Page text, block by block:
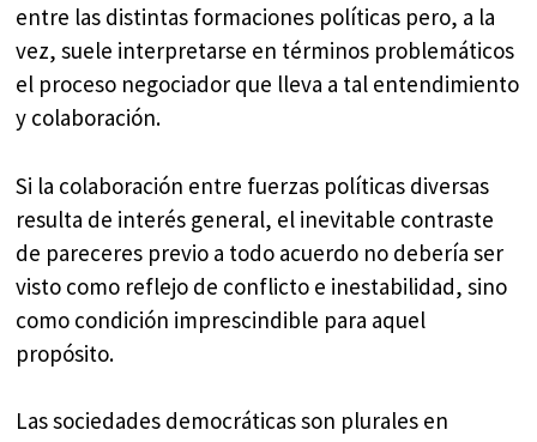
entre las distintas formaciones políticas pero, a la
vez, suele interpretarse en términos problemáticos
el proceso negociador que lleva a tal entendimiento
y colaboración.
Si la colaboración entre fuerzas políticas diversas
resulta de interés general, el inevitable contraste
de pareceres previo a todo acuerdo no debería ser
visto como reflejo de conflicto e inestabilidad, sino
como condición imprescindible para aquel
propósito.
Las sociedades democráticas son plurales en